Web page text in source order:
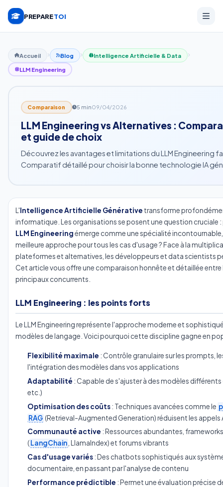
PREPARETOI
Accueil Blog Intelligence Artificielle & Data
LLM Engineering
Comparaison 5 min09/04/2026
LLM Engineering vs Alternatives :
et guide de choix
Découvrez les avantages et limitations du LLM Engineering
Comparatif détaillé pour choisir la bonne technologie IA
L'Intelligence Artificielle Générative transforme
informatique. Les organisations se posent une question cruciale :
LLM Engineeringémerge comme une spécialité
meilleure approche pour tous les cas d'usage ? Face à la
plateformes et alternatives, les développeurs et data scientists
Cet article vous offre une comparaison honnête et détaillée entre
principaux concurrents.
LLM Engineering : les points forts
Le LLM Engineering représente l'approche moderne et
modèles de langage. Voici pourquoi cette discipline gagne en
Flexibilité maximale : Contrôle granulaire sur les prompts,
l'intégration des modèles dans vos applications
Adaptabilité : Capable de s'ajuster à des modèles
etc.)
Optimisation des coûts: Techniques avancées comme le
RAG (Retrieval-Augmented Generation) réduisent les appels
Communauté active : Ressources abundantes,
( LangChain , LlamaIndex) et forums vibrants
Cas d'usage variés: Des chatbots sophistiqués aux
documentaire, en passant par l'analyse de contenu
Performance prédictible : Permet une évaluation précise